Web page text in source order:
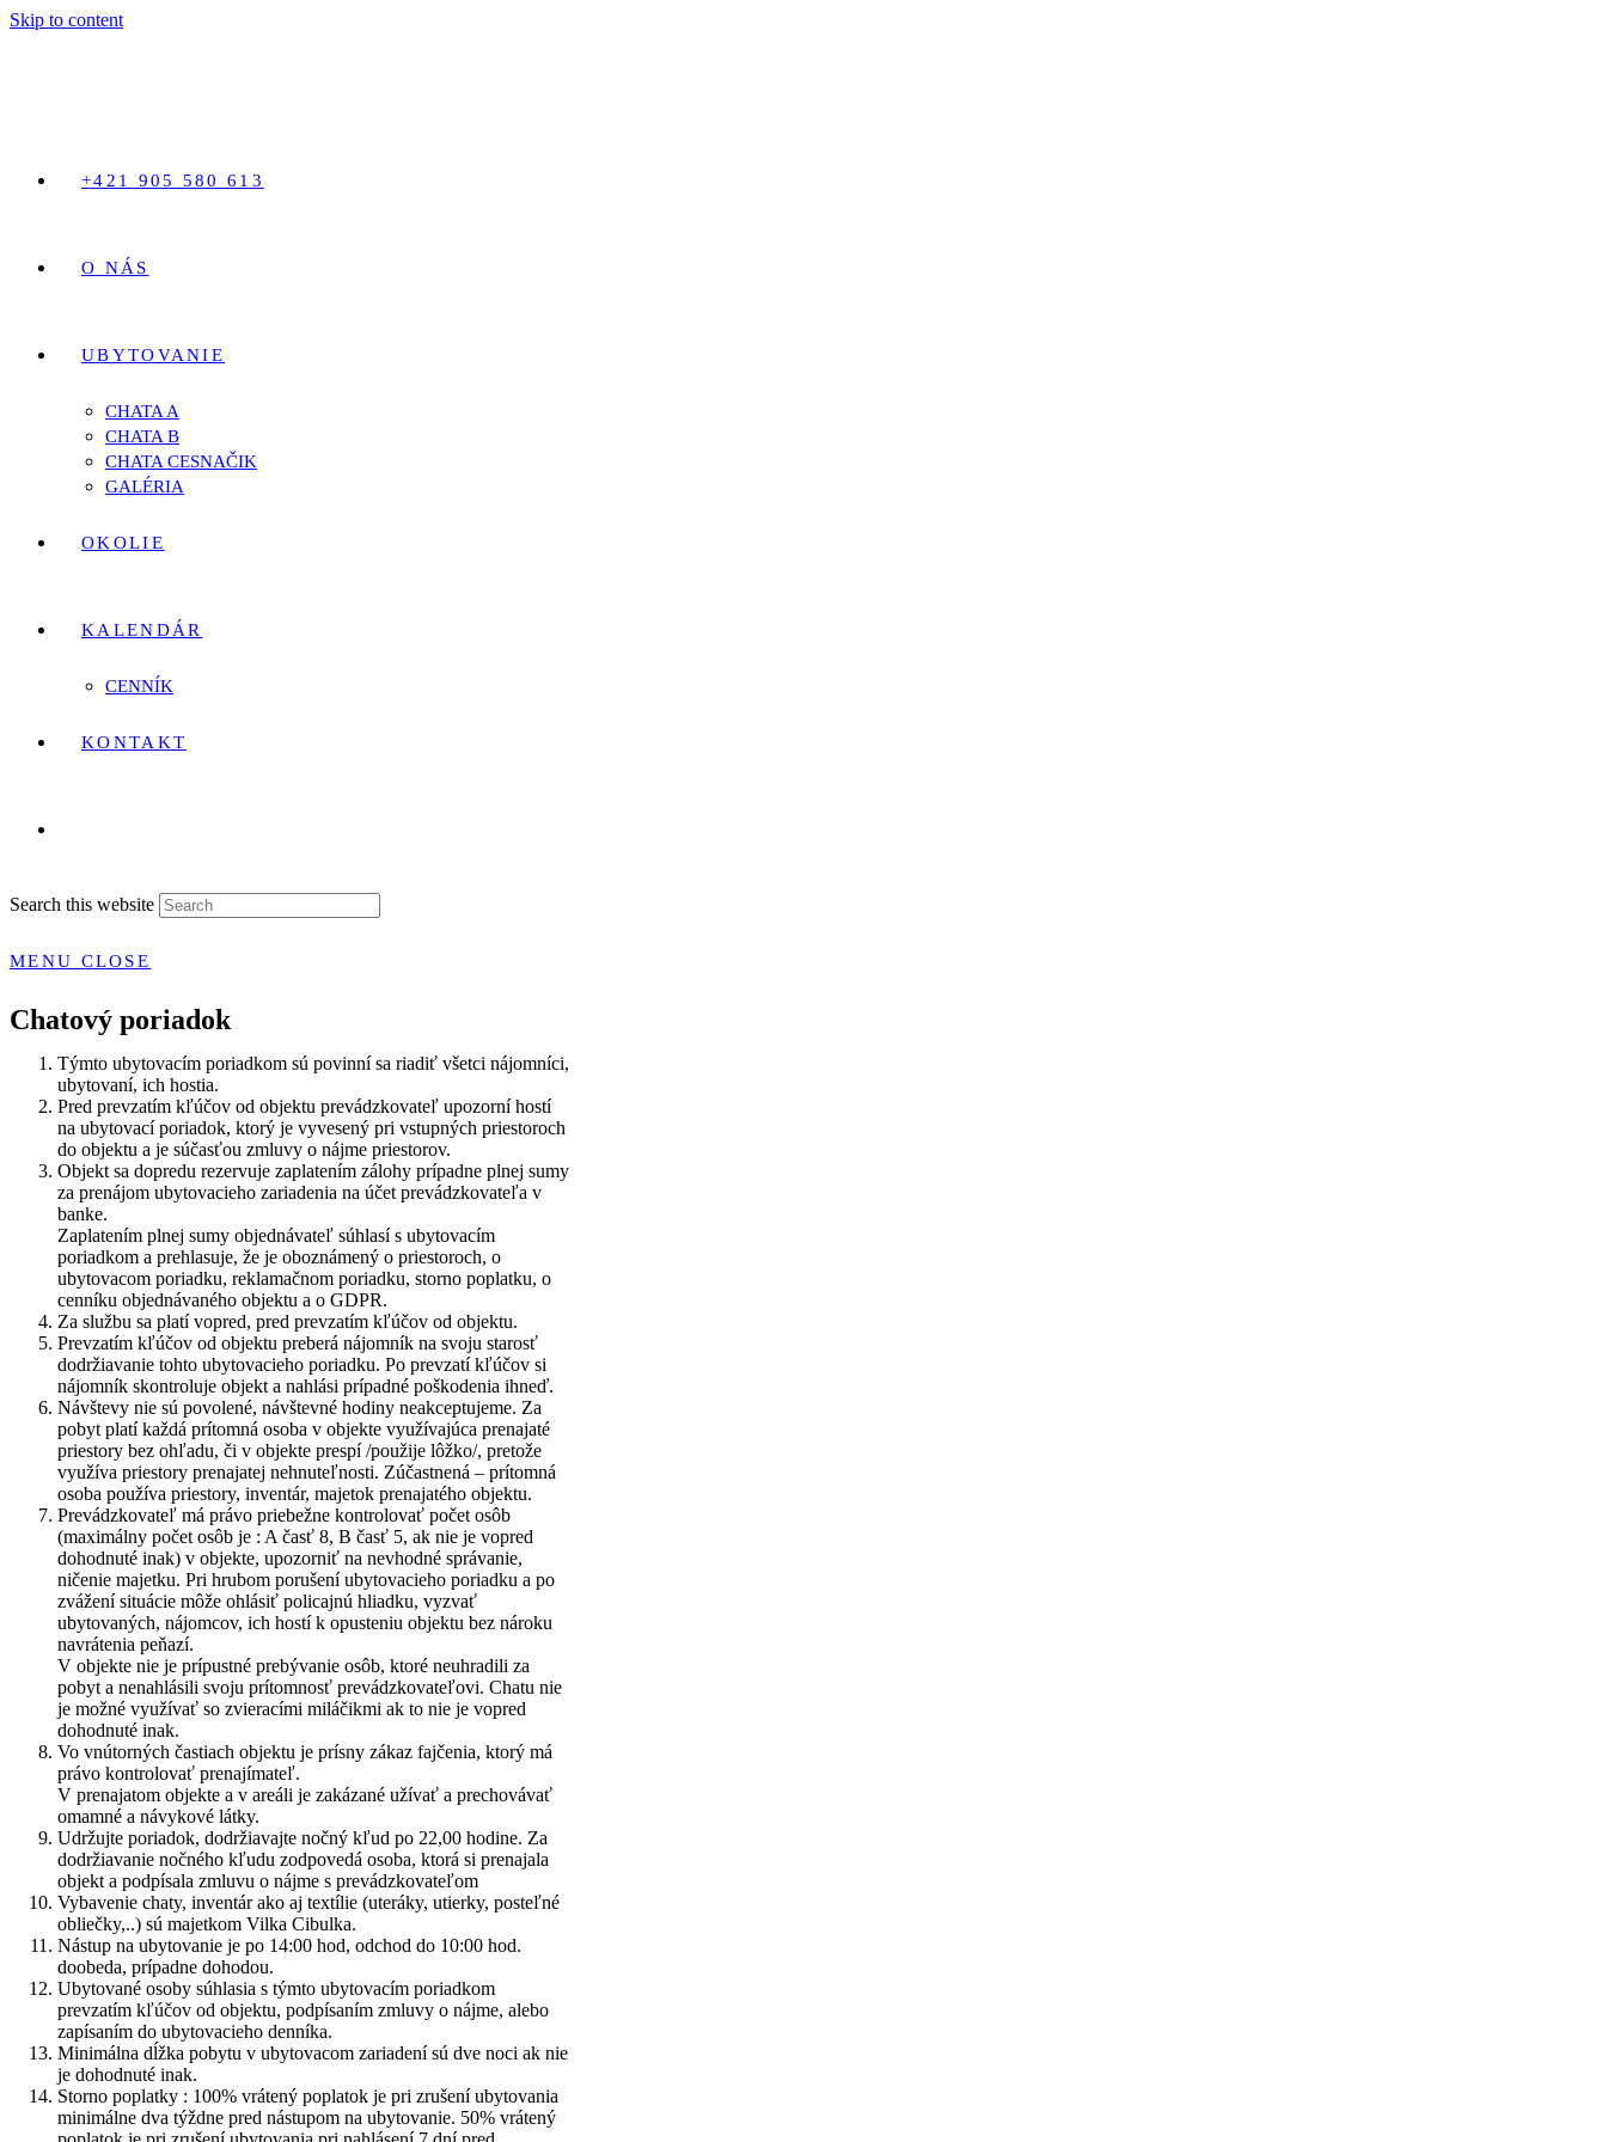
Skip to content
+421 905 580 613
O NÁS
UBYTOVANIE
CHATA A
CHATA B
CHATA CESNAČIK
GALÉRIA
OKOLIE
KALENDÁR
CENNÍK
KONTAKT
Search this website
MENU CLOSE
Chatový poriadok
Týmto ubytovacím poriadkom sú povinní sa riadiť všetci nájomníci,
ubytovaní, ich hostia.
Pred prevzatím kľúčov od objektu prevádzkovateľ upozorní hostí
na ubytovací poriadok, ktorý je vyvesený pri vstupných priestoroch
do objektu a je súčasťou zmluvy o nájme priestorov.
Objekt sa dopredu rezervuje zaplatením zálohy prípadne plnej sumy
za prenájom ubytovacieho zariadenia na účet prevádzkovateľa v
banke.
Zaplatením plnej sumy objednávateľ súhlasí s ubytovacím
poriadkom a prehlasuje, že je oboznámený o priestoroch, o
ubytovacom poriadku, reklamačnom poriadku, storno poplatku, o
cenníku objednávaného objektu a o GDPR.
Za službu sa platí vopred, pred prevzatím kľúčov od objektu.
Prevzatím kľúčov od objektu preberá nájomník na svoju starosť
dodržiavanie tohto ubytovacieho poriadku. Po prevzatí kľúčov si
nájomník skontroluje objekt a nahlási prípadné poškodenia ihneď.
Návštevy nie sú povolené, návštevné hodiny neakceptujeme. Za
pobyt platí každá prítomná osoba v objekte využívajúca prenajaté
priestory bez ohľadu, či v objekte prespí /použije lôžko/, pretože
využíva priestory prenajatej nehnuteľnosti. Zúčastnená – prítomná
osoba používa priestory, inventár, majetok prenajatého objektu.
Prevádzkovateľ má právo priebežne kontrolovať počet osôb
(maximálny počet osôb je : A časť 8, B časť 5, ak nie je vopred
dohodnuté inak) v objekte, upozorniť na nevhodné správanie,
ničenie majetku. Pri hrubom porušení ubytovacieho poriadku a po
zvážení situácie môže ohlásiť policajnú hliadku, vyzvať
ubytovaných, nájomcov, ich hostí k opusteniu objektu bez nároku
navrátenia peňazí.
V objekte nie je prípustné prebývanie osôb, ktoré neuhradili za
pobyt a nenahlásili svoju prítomnosť prevádzkovateľovi. Chatu nie
je možné využívať so zvieracími miláčikmi ak to nie je vopred
dohodnuté inak.
Vo vnútorných častiach objektu je prísny zákaz fajčenia, ktorý má
právo kontrolovať prenajímateľ.
V prenajatom objekte a v areáli je zakázané užívať a prechovávať
omamné a návykové látky.
Udržujte poriadok, dodržiavajte nočný kľud po 22,00 hodine. Za
dodržiavanie nočného kľudu zodpovedá osoba, ktorá si prenajala
objekt a podpísala zmluvu o nájme s prevádzkovateľom
Vybavenie chaty, inventár ako aj textílie (uteráky, utierky, posteľné
obliečky,..) sú majetkom Vilka Cibulka.
Nástup na ubytovanie je po 14:00 hod, odchod do 10:00 hod.
doobeda, prípadne dohodou.
Ubytované osoby súhlasia s týmto ubytovacím poriadkom
prevzatím kľúčov od objektu, podpísaním zmluvy o nájme, alebo
zapísaním do ubytovacieho denníka.
Minimálna dĺžka pobytu v ubytovacom zariadení sú dve noci ak nie
je dohodnuté inak.
Storno poplatky : 100% vrátený poplatok je pri zrušení ubytovania
minimálne dva týždne pred nástupom na ubytovanie. 50% vrátený